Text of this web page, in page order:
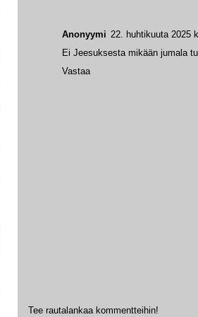
Anonyymi 22. huhtikuuta 2025
Ei Jeesuksesta mikään jumala
Vastaa
Tee rautalankaa kommentteihin!